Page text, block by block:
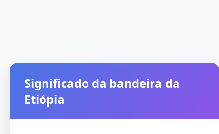
Significado da bandeira da
Etiópia